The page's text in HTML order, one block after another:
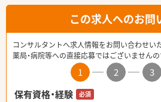
この求人へのお問
コンサルタントへ求人情報をお問い合わせい
薬局・病院等への直接応募ではございませんの
1 2 3
保有資格・経験
必須